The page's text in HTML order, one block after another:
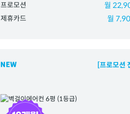
프로모션 월
제휴카드 월
[프로모션